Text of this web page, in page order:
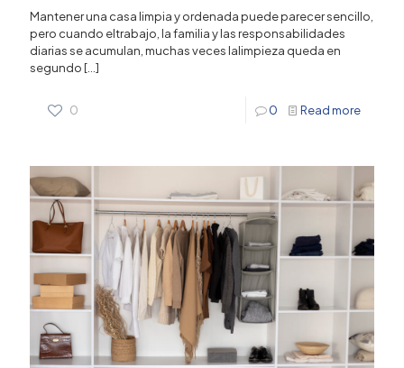
Mantener una casa limpia y ordenada puede parecer sencillo,
pero cuando eltrabajo, la familia y las responsabilidades
diarias se acumulan, muchas veces lalimpieza queda en
segundo […]
0 0 Read more